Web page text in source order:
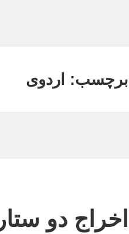
برچسب: اردوی
اخراج دو